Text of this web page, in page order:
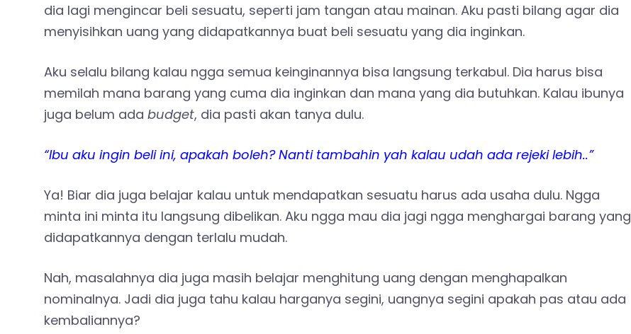
dia lagi mengincar beli sesuatu, seperti jam tangan atau mainan. Aku pasti bilang agar dia
menyisihkan uang yang didapatkannya buat beli sesuatu yang dia inginkan.
Aku selalu bilang kalau ngga semua keinginannya bisa langsung terkabul. Dia harus bisa
memilah mana barang yang cuma dia inginkan dan mana yang dia butuhkan. Kalau ibunya
juga belum ada budget, dia pasti akan tanya dulu.
“Ibu aku ingin beli ini, apakah boleh? Nanti tambahin yah kalau udah ada rejeki lebih..”
Ya! Biar dia juga belajar kalau untuk mendapatkan sesuatu harus ada usaha dulu. Ngga
minta ini minta itu langsung dibelikan. Aku ngga mau dia jagi ngga menghargai barang yang
didapatkannya dengan terlalu mudah.
Nah, masalahnya dia juga masih belajar menghitung uang dengan menghapalkan
nominalnya. Jadi dia juga tahu kalau harganya segini, uangnya segini apakah pas atau ada
kembaliannya?